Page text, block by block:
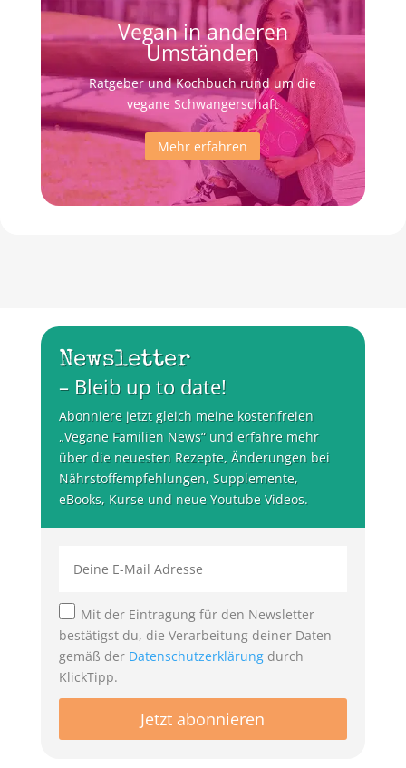
Vegan in anderen
Umständen
Ratgeber und Kochbuch rund um die
vegane Schwangerschaft
Mehr erfahren
Newsletter
– Bleib up to date!
Abonniere jetzt gleich meine kostenfreien
„Vegane Familien News“ und erfahre mehr
über die neuesten Rezepte, Änderungen bei
Nährstoffempfehlungen, Supplemente,
eBooks, Kurse und neue Youtube Videos.
Mit der Eintragung für den Newsletter
bestätigst du, die Verarbeitung deiner Daten
gemäß der Datenschutzerklärungdurch
KlickTipp.